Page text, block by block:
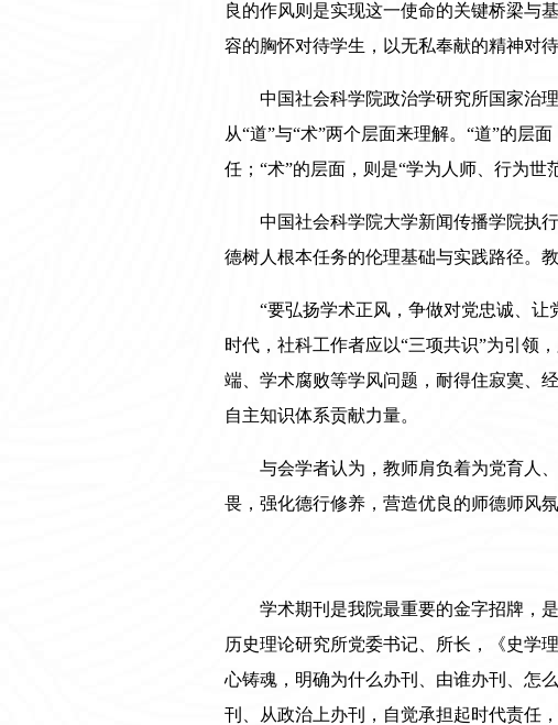
良的作风则是实现这一使命的关键桥梁与
容的胸怀对待学生，以无私奉献的精神对
中国社会科学院政治学研究所国家治
从“道”与“术”两个层面来理解。“道”的层
任；“术”的层面，则是“学为人师、行为世
中国社会科学院大学新闻传播学院执
德树人根本任务的伦理基础与实践路径。
“要弘扬学术正风，争做对党忠诚、
时代，社科工作者应以“三项共识”为引领
端、学术腐败等学风问题，耐得住寂寞、
自主知识体系贡献力量。
与会学者认为，教师肩负着为党育人
畏，强化德行修养，营造优良的师德师风
学术期刊是我院最重要的金字招牌，
历史理论研究所党委书记、所长，《史学
心铸魂，明确为什么办刊、由谁办刊、怎
刊、从政治上办刊，自觉承担起时代责任